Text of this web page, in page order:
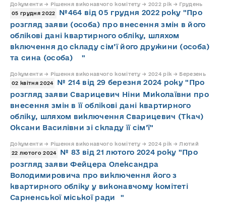
Документи → Рішення виконавчого комітету → 2022 рік → Грудень
05 грудня 2022
№464 від 05 грудня 2022 року "Про
розгляд заяви (особа) про внесення змін в його
облікові дані квартирного обліку, шляхом
включення до складу сім’ї його дружини (особа)
та сина (особа) "
Документи → Рішення виконавчого комітету → 2024 рік → Березень
02 квітня 2024
№ 214 від 29 березня 2024 року "Про
розгляд заяви Сварицевич Ніни Миколаївни про
внесення змін в її облікові дані квартирного
обліку, шляхом виключення Сварицевич (Ткач)
Оксани Василівни зі складу її сім’ї"
Документи → Рішення виконавчого комітету → 2024 рік → Лютий
22 лютого 2024
№ 83 від 21 лютого 2024 року "Про
розгляд заяви Фейцера Олександра
Володимировича про виключення його з
квартирного обліку у виконавчому комітеті
Сарненської міської ради "